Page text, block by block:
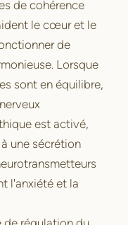
de cohérence
le cœur et le
de
Lorsque
sont en équilibre,
est activé,
une sécrétion
l'anxiété et la